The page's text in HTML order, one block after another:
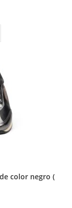
Este
tiene
se
pueden
elegir
en
la
página
de
producto
color negro (